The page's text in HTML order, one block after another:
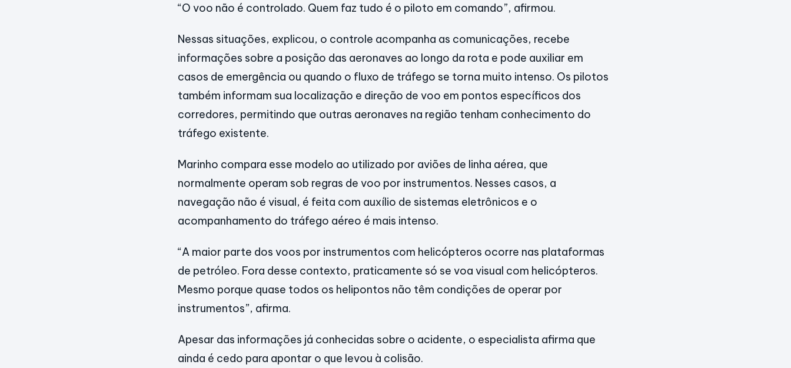
“O voo não é controlado. Quem faz tudo é o piloto em comando”, afirmou.
Nessas situações, explicou, o controle acompanha as comunicações, recebe
informações sobre a posição das aeronaves ao longo da rota e pode auxiliar em
casos de emergência ou quando o fluxo de tráfego se torna muito intenso. Os pilotos
também informam sua localização e direção de voo em pontos específicos dos
corredores, permitindo que outras aeronaves na região tenham conhecimento do
tráfego existente.
Marinho compara esse modelo ao utilizado por aviões de linha aérea, que
normalmente operam sob regras de voo por instrumentos. Nesses casos, a
navegação não é visual, é feita com auxílio de sistemas eletrônicos e o
acompanhamento do tráfego aéreo é mais intenso.
“A maior parte dos voos por instrumentos com helicópteros ocorre nas plataformas
de petróleo. Fora desse contexto, praticamente só se voa visual com helicópteros.
Mesmo porque quase todos os helipontos não têm condições de operar por
instrumentos”, afirma.
Apesar das informações já conhecidas sobre o acidente, o especialista afirma que
ainda é cedo para apontar o que levou à colisão.